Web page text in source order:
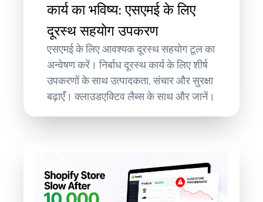
कार्य का भविष्य: एसएमई के लिए
दूरस्थ सहयोग उपकरण
एसएमई के लिए आवश्यक दूरस्थ सहयोग टूल का
अन्वेषण करें। निर्बाध दूरस्थ कार्य के लिए शीर्ष
उपकरणों के साथ उत्पादकता, संचार और सुरक्षा
बढ़ाएँ। क्लाउडएक्टिव लैब्स के साथ और जानें।